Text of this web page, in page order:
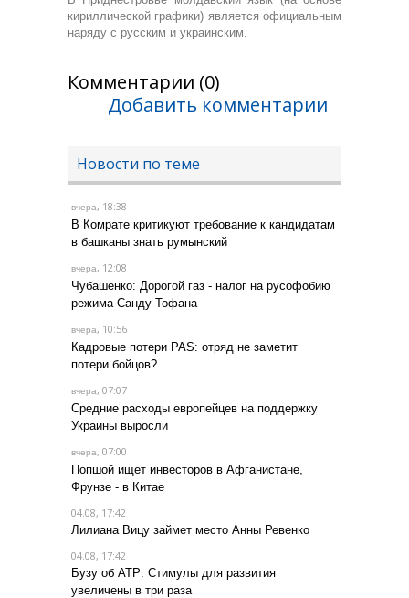
кириллической графики) является официальным
наряду с русским и украинским.
Комментарии (0)
Добавить комментарии
Новости по теме
вчера, 18:38
В Комрате критикуют требование к кандидатам
в башканы знать румынский
вчера, 12:08
Чубашенко: Дорогой газ - налог на русофобию
режима Санду-Тофана
вчера, 10:56
Кадровые потери PAS: отряд не заметит
потери бойцов?
вчера, 07:07
Средние расходы европейцев на поддержку
Украины выросли
вчера, 07:00
Попшой ищет инвесторов в Афганистане,
Фрунзе - в Китае
04.08, 17:42
Лилиана Вицу займет место Анны Ревенко
04.08, 17:42
Бузу об АТР: Стимулы для развития
увеличены в три раза